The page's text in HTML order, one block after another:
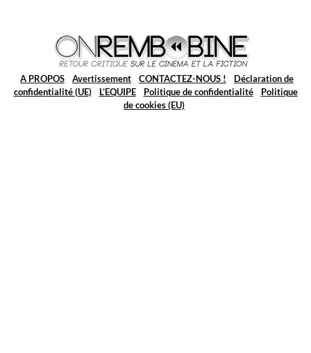
A PROPOS Avertissement CONTACTEZ-NOUS !
Déclaration de
confidentialité (UE)
L’EQUIPE Politique de confidentialité
Politique
de cookies (EU)